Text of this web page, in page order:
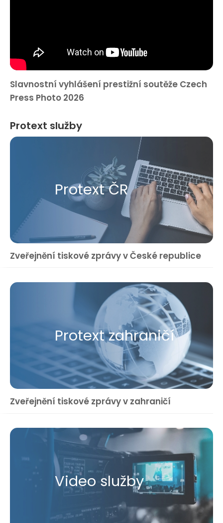
Slavnostní vyhlášení prestižní soutěže Czech
Press Photo 2026
Protext služby
Protext ČR
Zveřejnění tiskové zprávy v České republice
Protext zahraničí
Zveřejnění tiskové zprávy v zahraničí
Video služby